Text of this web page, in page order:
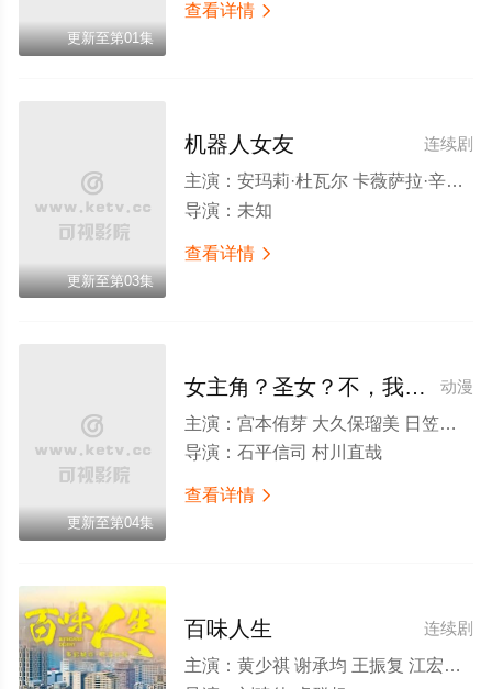
更新至第01集
查看详情 
更新至第03集
连续剧
机器人女友
主演： 安玛莉·杜瓦尔 卡薇萨拉·辛普洛
导演： 未知
查看详情 
更新至第04集
动漫
女主角？圣女？不，我是杂役女仆（自豪）！
主演： 宫本侑芽 大久保瑠美 日笠阳子 天崎滉平 小野友树 堀江瞬 仲村宗悟
导演： 石平信司 村川直哉
查看详情 
连续剧
百味人生
主演： 黄少祺 谢承均 王振复 江宏恩 陈珮骐 王乐妍 窦智孔 江国宾 岳虹 张琴 黄玉荣 德馨 星卉 刘晓忆 马幼兴 林佑星 陈小菁 苗真 林萱瑜 陈谦文‬ 韩宜邦 李睿绅 邱子芯 游诗璟 周宜霈 赖郁庭 郭亚棠 刘书宏 陈素珍 刘汉强 王岳丰 黄圆元 王上豪 蔡力谦 王希华 安伯政 Charks